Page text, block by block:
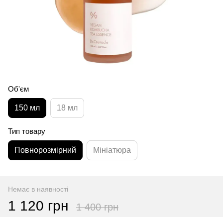
Об'єм
150 мл 18 мл
Тип товару
Повнорозмірний Мініатюра
Немає в наявності
1 120 грн 1 400 грн